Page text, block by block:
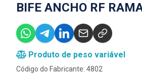
BIFE ANCHO RF
Produto de peso variável
Código do Fabricante: 4802